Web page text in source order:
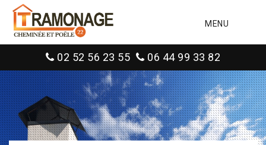
MENU
02 52 56 23 55 06 44 99 33 82